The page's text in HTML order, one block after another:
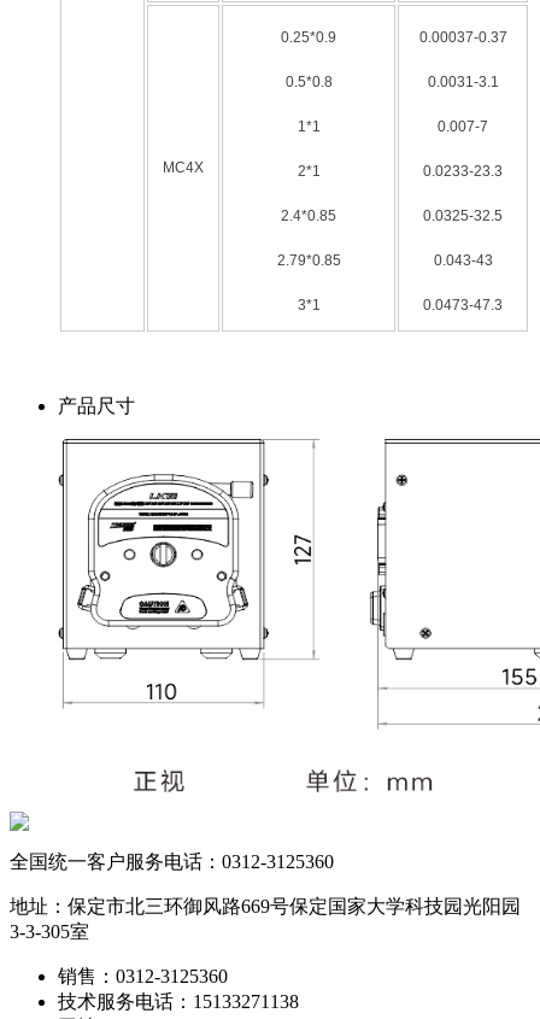
MC4X
0.25*0.9
0.5*0.8
1*1
2*1
2.4*0.85
2.79*0.85
3*1
0.00037-0.37
0.0031-3.1
0.007-7
0.0233-23.3
0.0325-32.5
0.043-43
0.0473-47.3
产品尺寸
全国统一客户服务电话： 0312-3125360
地址：保定市北三环御风路669号保定国家大学科技园光阳园
3-3-305室
销售：0312-3125360
技术服务电话：15133271138